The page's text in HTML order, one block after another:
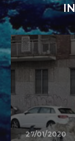
27/01/2020